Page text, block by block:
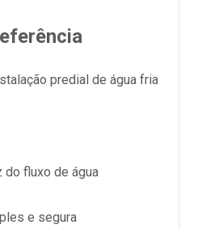
predial de água fria
do fluxo de água
e segura